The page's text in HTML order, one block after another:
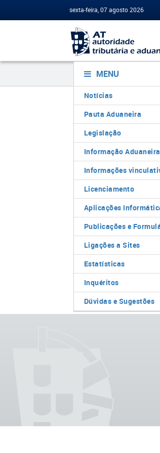
sexta-feira, 07 agosto 2026
MENU
Notícias
Pauta Aduaneira
Legislação
Informação Aduaneira
Informações
Licenciamento
Aplicações
Publicações e
Ligações a Sites
Estatísticas
Inquéritos
Dúvidas e Sugestões